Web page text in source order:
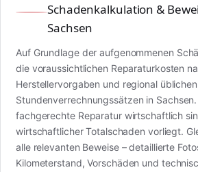
Schadenkalkulation &
Sachsen
Auf Grundlage der aufgenommenen
die voraussichtlichen Reparaturkosten
Herstellervorgaben und regional üblichen
Stundenverrechnungssätzen in
fachgerechte Reparatur wirtschaftlich
wirtschaftlicher Totalschaden vorliegt.
alle relevanten Beweise – detaillierte
Kilometerstand, Vorschäden und